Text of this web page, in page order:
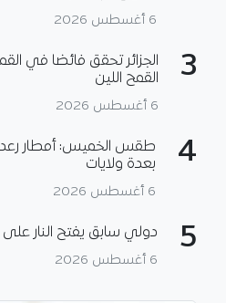
6 أغسطس 2026
3
الجزائر تحقق فائضا في
القمح اللين
6 أغسطس 2026
4
طقس الخميس: أمطار
بعدة ولايات
6 أغسطس 2026
5 دولي سابق يفتح النار
6 أغسطس 2026